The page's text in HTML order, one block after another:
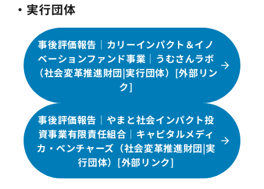
・実行団体
事後評価報告｜カリーインパクト＆イノ
ベーションファンド事業｜うむさんラボ
（社会変革推進財団|実行団体）[外部リン
ク]
事後評価報告｜やまと社会インパクト投
資事業有限責任組合｜キャピタルメディ
カ・ベンチャーズ（社会変革推進財団|実
行団体）[外部リンク]